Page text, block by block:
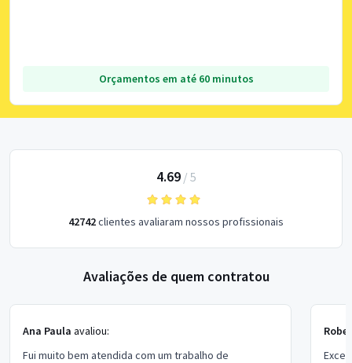
Orçamentos em até 60 minutos
4.69/ 5
42742clientes avaliaram nossos profissionais
Avaliações de quem contratou
Ana Paula avaliou:
Fui muito bem atendida com um trabalho de